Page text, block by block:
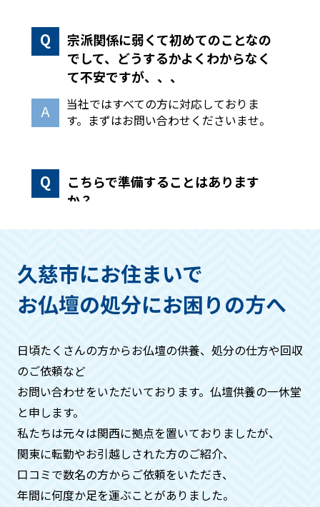
宗派関係に弱くて初めてのことなの
でして、どうするかよくわからなく
て不安ですが、、、
当社ではすべての方に対応しておりま
す。まずはお問い合わせくださいませ。
こちらで準備することはあります
か？
手続きや回収作業などはこちらで全て行
ただき、回収する仏具などは箱などにお
入れください。
基本的には・お問い合わせ→見積もり→
ご希望日時にお伺い、回収→お支払い→
供養→処分→供養証明証発行。といった
流れになります。
周りの方に知られたくないのです
が、、、
久慈市にお住まいで
お仏壇の処分にお困りの方へ
日頃たくさんの方からお仏壇の供養、処分の仕方や回収
のご依頼など
お問い合わせをいただいております。仏壇供養の一休堂
と申します。
私たちは元々は関⻄に拠点を置いておりましたが、
関東に転勤やお引越しされた方のご紹介、
口コミで数名の方からご依頼をいただき、
年間に何度か⾜を運ぶことがありました。